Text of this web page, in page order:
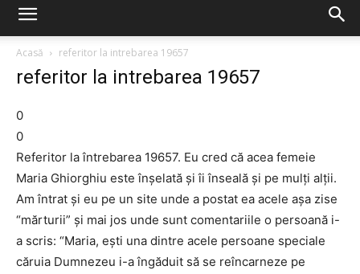
Acasă
referitor la intrebarea 19657
referitor la intrebarea 19657
0
0
Referitor la întrebarea 19657. Eu cred că acea femeie
Maria Ghiorghiu este înşelată şi îi înseală şi pe mulţi alţii.
Am întrat şi eu pe un site unde a postat ea acele aşa zise
“mărturii” şi mai jos unde sunt comentariile o persoană i-
a scris: “Maria, eşti una dintre acele persoane speciale
căruia Dumnezeu i-a îngăduit să se reîncarneze pe